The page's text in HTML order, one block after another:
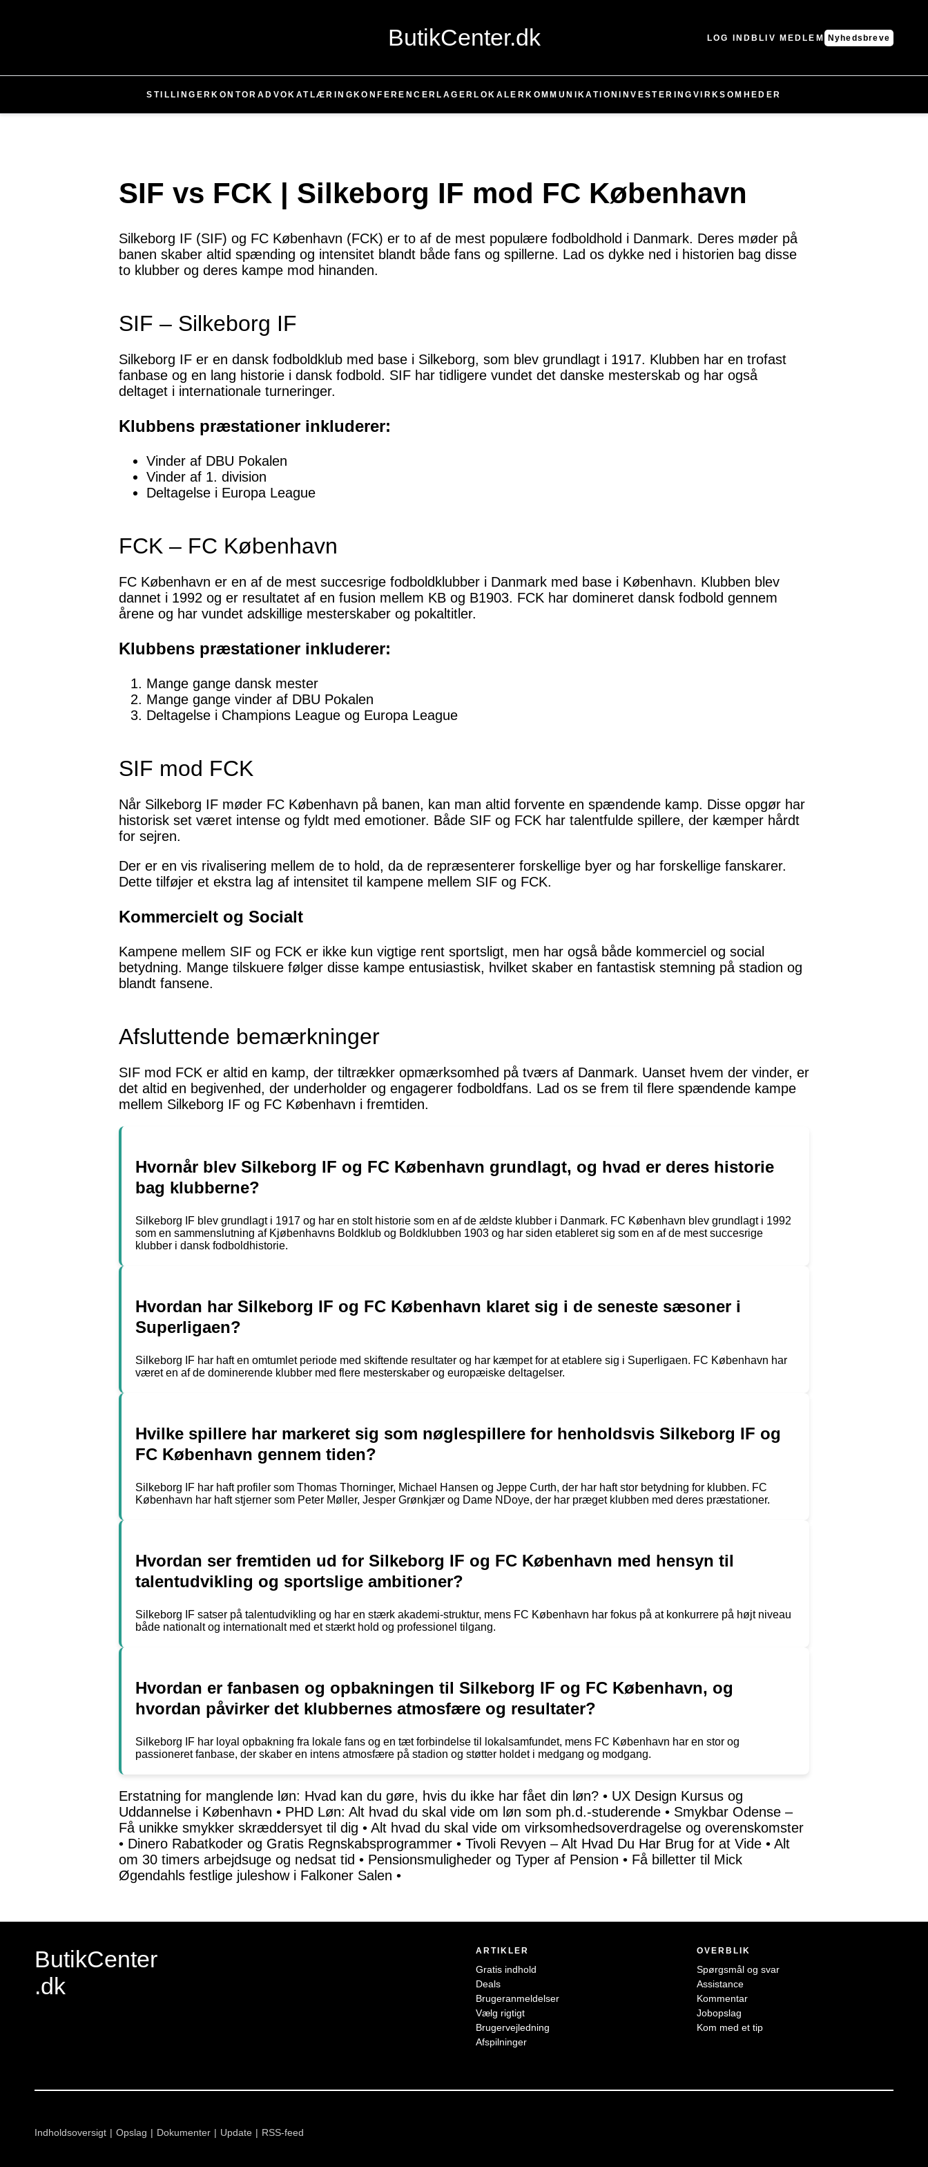
ButikCenter.dk LOG INDBLIV MEDLEM Nyhedsbreve
STILLINGER KONTOR ADVOKAT LÆRING KONFERENCER LAGER LOKALER KOMMUNIKATION INVESTERING VIRKSOMHEDER
SIF vs FCK | Silkeborg IF mod FC København
Silkeborg IF (SIF) og FC København (FCK) er to af de mest populære fodboldhold i Danmark. Deres møder på
banen skaber altid spænding og intensitet blandt både fans og spillerne. Lad os dykke ned i historien bag disse
to klubber og deres kampe mod hinanden.
SIF – Silkeborg IF
Silkeborg IF er en dansk fodboldklub med base i Silkeborg, som blev grundlagt i 1917. Klubben har en trofast
fanbase og en lang historie i dansk fodbold. SIF har tidligere vundet det danske mesterskab og har også
deltaget i internationale turneringer.
Klubbens præstationer inkluderer:
Vinder af DBU Pokalen
Vinder af 1. division
Deltagelse i Europa League
FCK – FC København
FC København er en af de mest succesrige fodboldklubber i Danmark med base i København. Klubben blev
dannet i 1992 og er resultatet af en fusion mellem KB og B1903. FCK har domineret dansk fodbold gennem
årene og har vundet adskillige mesterskaber og pokaltitler.
Klubbens præstationer inkluderer:
Mange gange dansk mester
Mange gange vinder af DBU Pokalen
Deltagelse i Champions League og Europa League
SIF mod FCK
Når Silkeborg IF møder FC København på banen, kan man altid forvente en spændende kamp. Disse opgør har
historisk set været intense og fyldt med emotioner. Både SIF og FCK har talentfulde spillere, der kæmper hårdt
for sejren.
Der er en vis rivalisering mellem de to hold, da de repræsenterer forskellige byer og har forskellige fanskarer.
Dette tilføjer et ekstra lag af intensitet til kampene mellem SIF og FCK.
Kommercielt og Socialt
Kampene mellem SIF og FCK er ikke kun vigtige rent sportsligt, men har også både kommerciel og social
betydning. Mange tilskuere følger disse kampe entusiastisk, hvilket skaber en fantastisk stemning på stadion og
blandt fansene.
Afsluttende bemærkninger
SIF mod FCK er altid en kamp, der tiltrækker opmærksomhed på tværs af Danmark. Uanset hvem der vinder, er
det altid en begivenhed, der underholder og engagerer fodboldfans. Lad os se frem til flere spændende kampe
mellem Silkeborg IF og FC København i fremtiden.
Hvornår blev Silkeborg IF og FC København grundlagt, og hvad er deres historie
bag klubberne?
Silkeborg IF blev grundlagt i 1917 og har en stolt historie som en af de ældste klubber i Danmark. FC København blev grundlagt i 1992
som en sammenslutning af Kjøbenhavns Boldklub og Boldklubben 1903 og har siden etableret sig som en af de mest succesrige
klubber i dansk fodboldhistorie.
Hvordan har Silkeborg IF og FC København klaret sig i de seneste sæsoner i
Superligaen?
Silkeborg IF har haft en omtumlet periode med skiftende resultater og har kæmpet for at etablere sig i Superligaen. FC København har
været en af de dominerende klubber med flere mesterskaber og europæiske deltagelser.
Hvilke spillere har markeret sig som nøglespillere for henholdsvis Silkeborg IF og
FC København gennem tiden?
Silkeborg IF har haft profiler som Thomas Thorninger, Michael Hansen og Jeppe Curth, der har haft stor betydning for klubben. FC
København har haft stjerner som Peter Møller, Jesper Grønkjær og Dame NDoye, der har præget klubben med deres præstationer.
Hvordan ser fremtiden ud for Silkeborg IF og FC København med hensyn til
talentudvikling og sportslige ambitioner?
Silkeborg IF satser på talentudvikling og har en stærk akademi-struktur, mens FC København har fokus på at konkurrere på højt niveau
både nationalt og internationalt med et stærkt hold og professionel tilgang.
Hvordan er fanbasen og opbakningen til Silkeborg IF og FC København, og
hvordan påvirker det klubbernes atmosfære og resultater?
Silkeborg IF har loyal opbakning fra lokale fans og en tæt forbindelse til lokalsamfundet, mens FC København har en stor og
passioneret fanbase, der skaber en intens atmosfære på stadion og støtter holdet i medgang og modgang.
Erstatning for manglende løn: Hvad kan du gøre, hvis du ikke har fået din løn? • UX Design Kursus og
Uddannelse i København • PHD Løn: Alt hvad du skal vide om løn som ph.d.-studerende • Smykbar Odense –
Få unikke smykker skræddersyet til dig • Alt hvad du skal vide om virksomhedsoverdragelse og overenskomster
• Dinero Rabatkoder og Gratis Regnskabsprogrammer • Tivoli Revyen – Alt Hvad Du Har Brug for at Vide • Alt
om 30 timers arbejdsuge og nedsat tid • Pensionsmuligheder og Typer af Pension • Få billetter til Mick
Øgendahls festlige juleshow i Falkoner Salen •
ButikCenter
.dk
ARTIKLER
Gratis indhold
Deals
Brugeranmeldelser
Vælg rigtigt
Brugervejledning
Afspilninger
OVERBLIK
Spørgsmål og svar
Assistance
Kommentar
Jobopslag
Kom med et tip
Indholdsoversigt Opslag Dokumenter Update RSS-feed